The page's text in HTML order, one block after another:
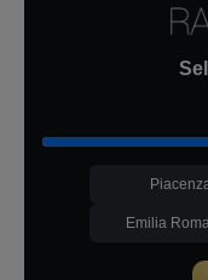
Emilia